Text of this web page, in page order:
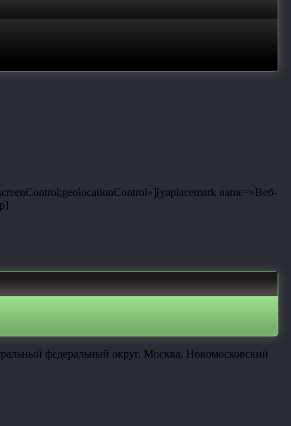
name=»Веб-
федеральный округ, Москва, Новомосковский